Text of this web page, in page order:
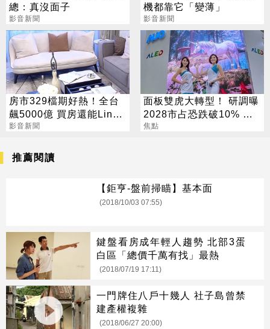
總：真沒面子
影音新聞
機都靠它「變薄」
影音新聞
房市329檔期好熱！全台
飆5000億 買房還能Line
Pay付訂金
影音新聞
面板雙虎大轉型！ 研調曝
2028市占恐跌破10% 拚
關鍵少數
焦點
推薦閱讀
【鉅亨-盤前掃瞄】基本面
(2018/10/03 07:55)
鍵盤看房成年輕人趨勢 北部3蛋
白區「總價千萬有找」最熱
(2018/07/19 17:11)
一門牌住八戶十幾人 社子島曾禁
建產權複雜
(2018/06/27 20:00)